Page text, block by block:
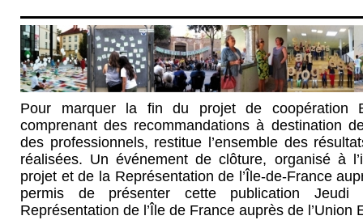
Pour marquer la fin du projet de coopération
comprenant des recommandations à destination
des professionnels, restitue l’ensemble des
réalisées. Un événement de clôture, organisé à
projet et de la Représentation de l’Île-de-France
permis de présenter cette publication
Représentation de l’Île de France auprès de l’Union